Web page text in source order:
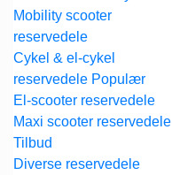
Mobility scooter
reservedele
Cykel & el-cykel
reservedele
El-scooter reservedele
Maxi scooter reservedele
Diverse reservedele